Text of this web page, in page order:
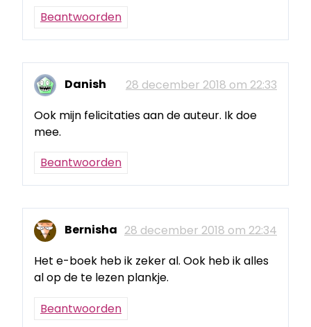
Beantwoorden
Danish
28 december 2018 om 22:33
Ook mijn felicitaties aan de auteur. Ik doe
mee.
Beantwoorden
Bernisha 28 december 2018 om 22:34
Het e-boek heb ik zeker al. Ook heb ik alles
al op de te lezen plankje.
Beantwoorden